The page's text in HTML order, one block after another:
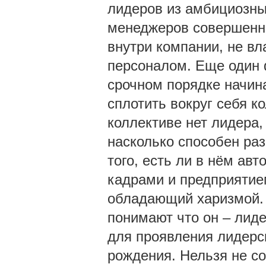
лидеров из
менеджеров
внутри компании, не
персоналом. Еще один
срочном порядке
сплотить вокруг себя
коллективе нет
насколько способен
того, есть ли в нём
кадрами и
обладающий харизмой.
понимают что он –
для проявления
рождения. Нельзя не